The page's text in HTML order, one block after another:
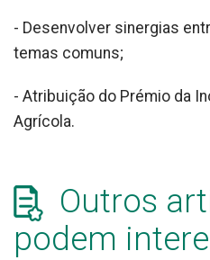
- Desenvolver sinergias
temas comuns;
- Atribuição do Prémio da
Agrícola.
Outros
podem